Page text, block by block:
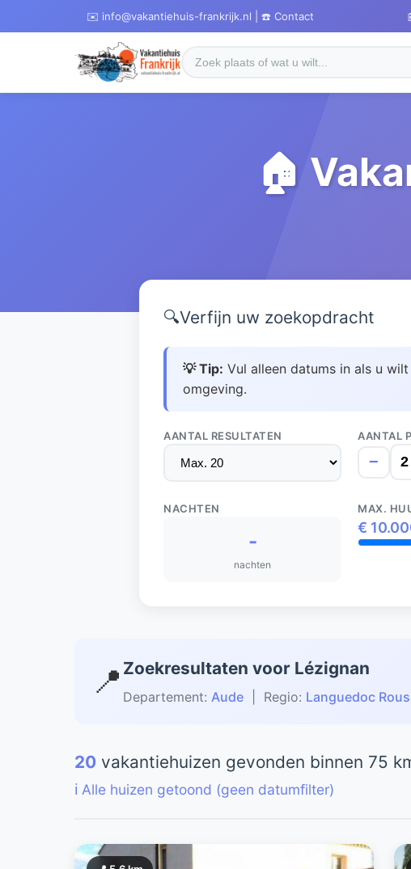
✉️ info@vakantiehuis-frankrijk.nl | ☎️ Contact
🏠
🔍Verfijn uw zoekopdracht
💡 Tip: Vul alleen datums in als u
omgeving.
AANTAL RESULTATEN AANTAL
−
NACHTEN
-
nachten
MAX.
€
📍 Zoekresultaten voor Lézignan
Departement: Aude | Regio: Languedoc
20 vakantiehuizen gevonden binnen 75
ℹ️ Alle huizen getoond (geen datumfilter)